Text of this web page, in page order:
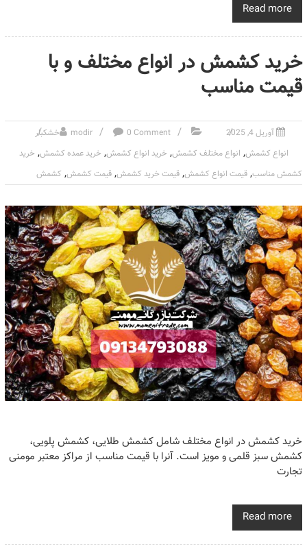
Read more
خرید کشمش در انواع مختلف و با
قیمت مناسب
آوریل 4, 2025 modir 0 Comment
خشکبار
انواع کشمش, انواع مختلف کشمش, خرید انواع کشمش, خرید عمده کشمش, خرید
کشمش مناسب, قیمت انواع کشمش, قیمت خرید کشمش, قیمت کشمش, کشمش
خرید کشمش در انواع مختلف شامل کشمش طلایی، کشمش پلویی،
کشمش سبز قلمی و مویز است. آنرا با قیمت مناسب از مراکز معتبر مومنی
تجارت
Read more